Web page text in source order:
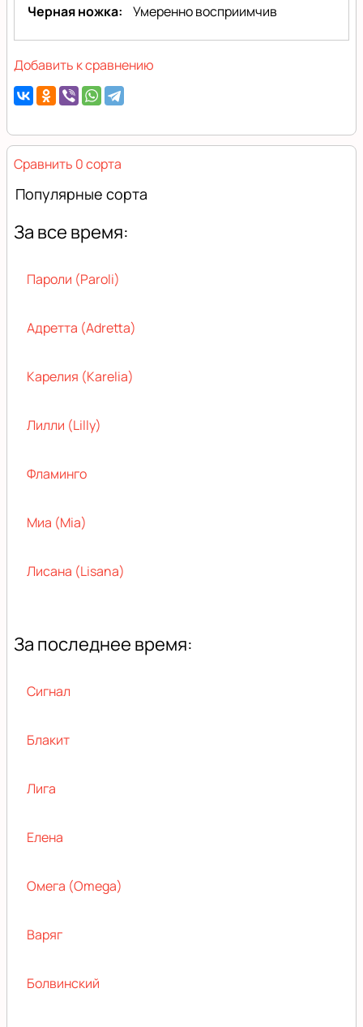
Черная ножка
Умеренно восприимчив
Добавить к сравнению
Сравнить 0 сорта
Популярные сорта
За все время:
Пароли (Paroli)
Адретта (Adretta)
Карелия (Karelia)
Лилли (Lilly)
Фламинго
Миа (Mia)
Лисана (Lisana)
За последнее время:
Сигнал
Блакит
Лига
Елена
Омега (Omega)
Варяг
Болвинский